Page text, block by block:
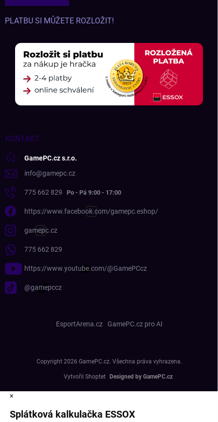
PLATBU SI MŮŽETE ROZLOŽIT!
KONTAKT
GamePC.cz s.r.o.
info@gamepc.cz
775 662 829
https://www.facebook.com/gamepc.eshop/
gamepc.cz
775 662 829
https://www.youtube.com/@GamePCcz
@gamepccz
EsportArena.cz GamePC.cz pro AI
Vytvořil Shoptet
Copyright 2026 GamePC.cz. Všechna práva vyhrazena.
×
Splátková kalkulačka ESSOX